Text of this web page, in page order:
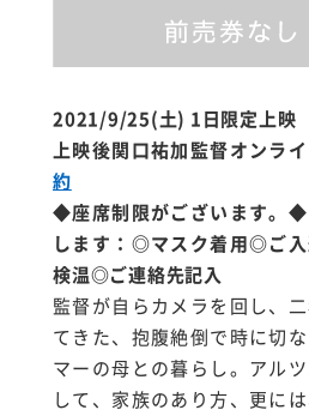
2021/9/25(土) 1日限定上映
上映後関口祐加監督オンラ
約
◆座席制限がございます。◆
します：◎マスク着用◎ご
検温◎ご連絡先記入
監督が自らカメラを回し、
てきた、抱腹絶倒で時に切
マーの母との暮らし。アル
して、家族のあり方、更に